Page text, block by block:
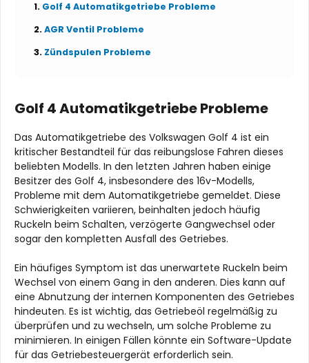
Golf 4 Automatikgetriebe Probleme
AGR Ventil Probleme
Zündspulen Probleme
Golf 4 Automatikgetriebe Probleme
Das Automatikgetriebe des Volkswagen Golf 4 ist ein
kritischer Bestandteil für das reibungslose Fahren dieses
beliebten Modells. In den letzten Jahren haben einige
Besitzer des Golf 4, insbesondere des 16v-Modells,
Probleme mit dem Automatikgetriebe gemeldet. Diese
Schwierigkeiten variieren, beinhalten jedoch häufig
Ruckeln beim Schalten, verzögerte Gangwechsel oder
sogar den kompletten Ausfall des Getriebes.
Ein häufiges Symptom ist das unerwartete Ruckeln beim
Wechsel von einem Gang in den anderen. Dies kann auf
eine Abnutzung der internen Komponenten des Getriebes
hindeuten. Es ist wichtig, das Getriebeöl regelmäßig zu
überprüfen und zu wechseln, um solche Probleme zu
minimieren. In einigen Fällen könnte ein Software-Update
für das Getriebesteuergerät erforderlich sein.